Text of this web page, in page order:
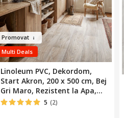
Promovat
Multi Deals
Linoleum PVC, Dekordom,
Start Akron, 200 x 500 cm, Bej
Gri Maro, Rezistent la Apa,
Protectie UV, Hipoalergenic,
5 (2)